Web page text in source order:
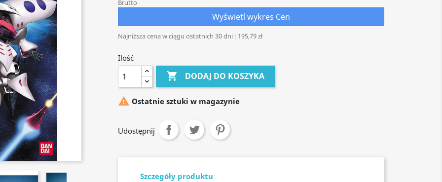
Brutto
Wyświetl wykres Cen
Najniższa cena w ciągu ostatnich 30 dni : 195,79 zł
Ilość
 DODAJ DO KOSZYKA
 Ostatnie sztuki w magazynie
Udostępnij
Szczegóły produktu